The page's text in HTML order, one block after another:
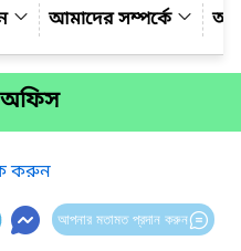
আমাদের সম্পর্কে
অফিস
করুন
আপনার মতামত প্রদান করুন